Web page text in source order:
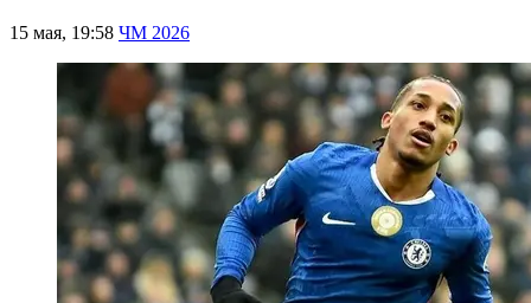
15 мая, 19:58 ЧМ 2026